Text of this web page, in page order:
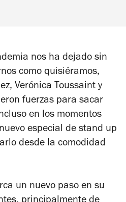
nos ha dejado sin
como quisiéramos,
Verónica Toussaint y
fuerzas para sacar
en los momentos
especial de stand up
desde la comodidad
un nuevo paso en su